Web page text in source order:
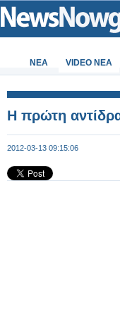
ΝΕΑ VIDEO NEA
H πρώτη
2012-03-13 09:15:06